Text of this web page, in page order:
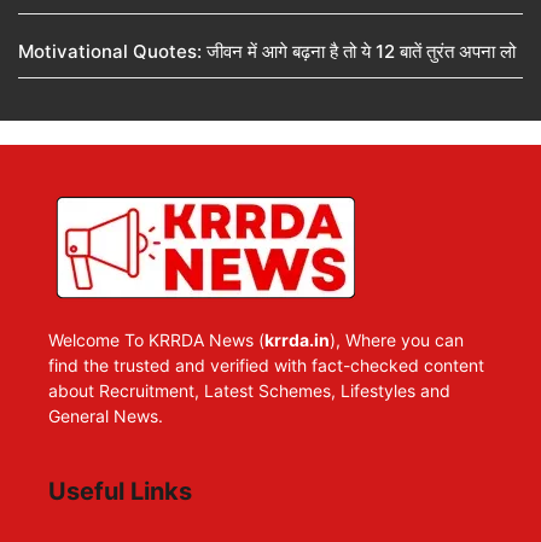
Motivational Quotes: जीवन में आगे बढ़ना है तो ये 12 बातें तुरंत अपना लो
Welcome To KRRDA News (krrda.in), Where you can
find the trusted and verified with fact-checked content
about Recruitment, Latest Schemes, Lifestyles and
General News.
Useful Links